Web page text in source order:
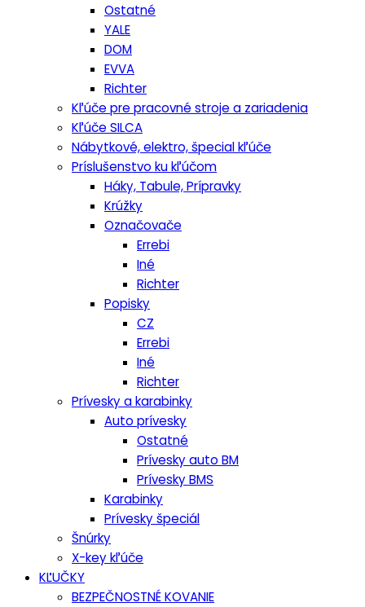
Ostatné
YALE
DOM
EVVA
Richter
Kľúče pre pracovné stroje a zariadenia
Kľúče SILCA
Nábytkové, elektro, špecial kľúče
Príslušenstvo ku kľúčom
Háky, Tabule, Prípravky
Krúžky
Označovače
Errebi
Iné
Richter
Popisky
CZ
Errebi
Iné
Richter
Prívesky a karabinky
Auto prívesky
Ostatné
Prívesky auto BM
Prívesky BMS
Karabinky
Prívesky špeciál
Šnúrky
X-key kľúče
KĽUČKY
BEZPEČNOSTNÉ KOVANIE